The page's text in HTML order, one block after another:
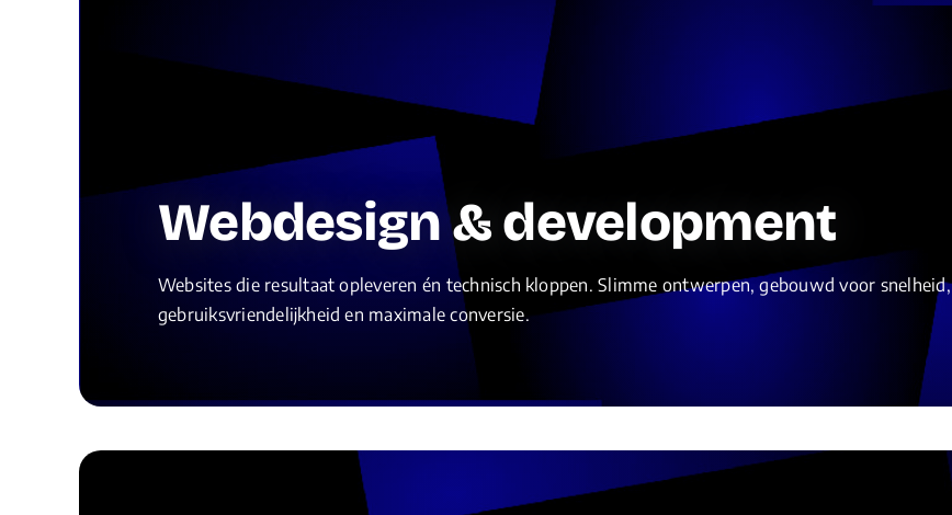
Webdesign & development
Websites die resultaat opleveren én technisch kloppen. Slimme ontwerpen, gebouwd voor snelheid,
gebruiksvriendelijkheid en maximale conversie.